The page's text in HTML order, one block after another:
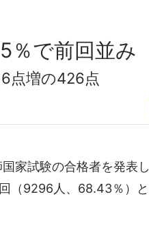
％で前回並み
点増の426点
家試験の合格者を発表
（9296人、68.43％）